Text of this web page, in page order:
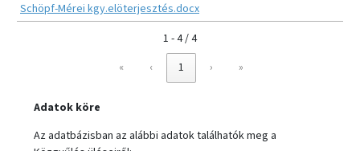
Schöpf-Mérei kgy.elöterjesztés.docx
1 - 4 / 4
«
‹ 1 › »
Adatok köre
Az adatbázisban az alábbi adatok találhatók meg a